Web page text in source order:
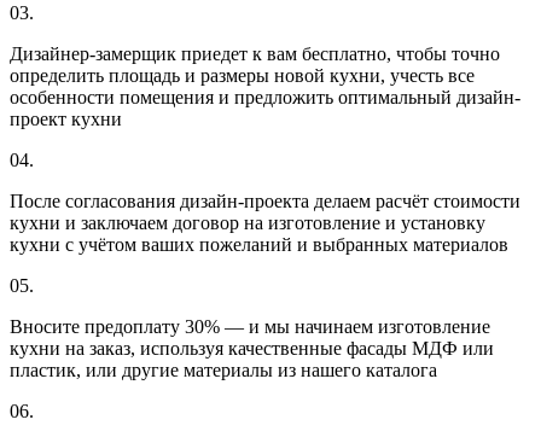
03.
Дизайнер-замерщик приедет к вам бесплатно, чтобы точно
определить площадь и размеры новой кухни, учесть все
особенности помещения и предложить оптимальный дизайн-
проект кухни
04.
После согласования дизайн-проекта делаем расчёт стоимости
кухни и заключаем договор на изготовление и установку
кухни с учётом ваших пожеланий и выбранных материалов
05.
Вносите предоплату 30% — и мы начинаем изготовление
кухни на заказ, используя качественные фасады МДФ или
пластик, или другие материалы из нашего каталога
06.